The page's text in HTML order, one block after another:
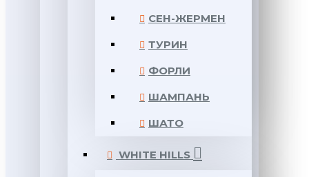
СЕН-ЖЕРМЕН
ТУРИН
ФОРЛИ
ШАМПАНЬ
ШАТО
WHITE HILLS